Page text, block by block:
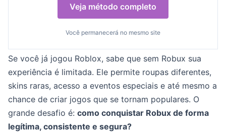
Veja método completo
Você permanecerá no mesmo site
Se você já jogou Roblox, sabe que sem Robux sua
experiência é limitada. Ele permite roupas diferentes,
skins raras, acesso a eventos especiais e até mesmo a
chance de criar jogos que se tornam populares. O
grande desafio é: como conquistar Robux de forma
legítima, consistente e segura?